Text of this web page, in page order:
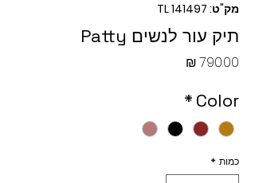
מק"ט: TL 141497
תיק עור לנשים Patty
Color
*
כמות *